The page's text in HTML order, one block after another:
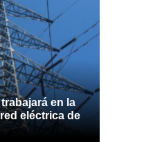
en la
eléctrica de